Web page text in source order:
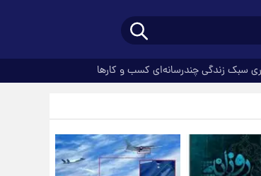
سبک زندگیچندرسانه‌ای کسب و کارها